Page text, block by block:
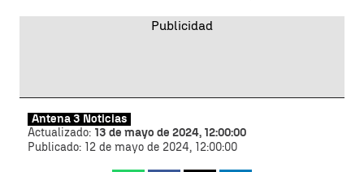
Antena 3 Noticias
Actualizado: 13 de mayo de 2024, 12:00:00
Publicado: 12 de mayo de 2024, 12:00:00